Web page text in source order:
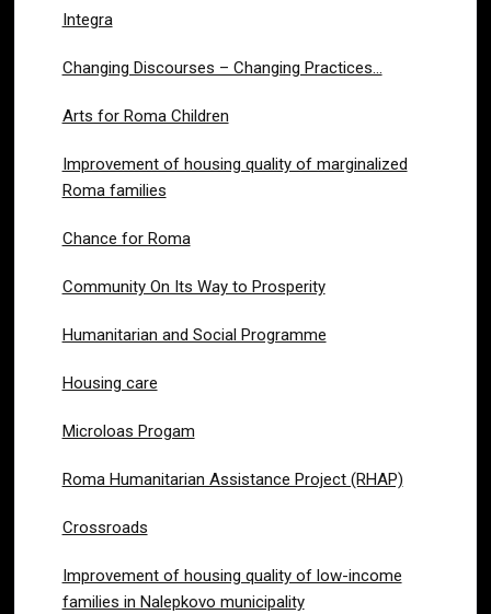
Integra
Changing Discourses – Changing Practices…
Arts for Roma Children
Improvement of housing quality of marginalized
Roma families
Chance for Roma
Community On Its Way to Prosperity
Humanitarian and Social Programme
Housing care
Microloas Progam
Roma Humanitarian Assistance Project (RHAP)
Crossroads
Improvement of housing quality of low-income
families in Nalepkovo municipality